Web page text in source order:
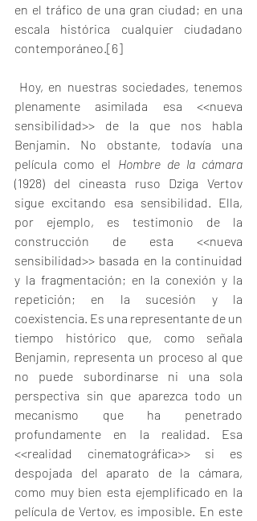
en el tráfico de una gran ciudad; en una
escala histórica cualquier ciudadano
contemporáneo. [6]
plenamente asimilada esa <<nueva
sensibilidad>> de la que nos habla
Benjamin. No obstante, todavía una
película como el Hombre de la cámara
(1928) del cineasta ruso Dziga Vertov
sigue excitando esa sensibilidad. Ella,
por ejemplo, es testimonio de la
construcción de esta <<nueva
sensibilidad>> basada en la continuidad
y la fragmentación; en la conexión y la
repetición; en la sucesión y la
coexistencia. Es una representante de un
tiempo histórico que, como señala
Benjamin, representa un proceso al que
no puede subordinarse ni una sola
perspectiva sin que aparezca todo un
mecanismo que ha penetrado
profundamente en la realidad. Esa
<<realidad cinematográfica>> si es
despojada del aparato de la cámara,
como muy bien esta ejemplificado en la
película de Vertov, es imposible. En este